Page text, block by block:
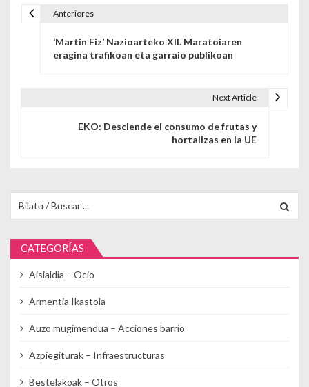
Anteriores
‘Martin Fiz’ Nazioarteko XII. Maratoiaren
eragina trafikoan eta garraio publikoan
Next Article
EKO: Desciende el consumo de frutas y
hortalizas en la UE
CATEGORÍAS
Aisialdia – Ocio
Armentia Ikastola
Auzo mugimendua – Acciones barrio
Azpiegiturak – Infraestructuras
Bestelakoak – Otros